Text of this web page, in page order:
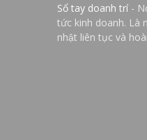
Sổ tay doanh trí -
tức kinh doanh. Là
nhật liên tục và